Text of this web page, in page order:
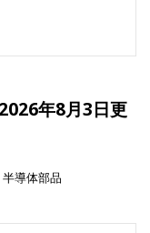
年8月3日更
半導体部品